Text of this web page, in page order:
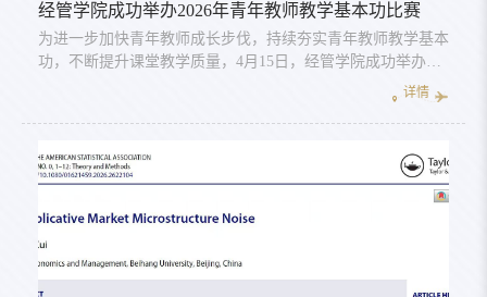
经管学院成功举办2026年青年教师教学基本功比赛
为进一步加快青年教师成长步伐，持续夯实青年教师教学基本
功，不断提升课堂教学质量，4月15日，经管学院成功举办
2026年青年教师教学基本功比赛。学院多名青年教师同台竞
技、交流切磋，现场氛围严谨有序、热烈浓厚，充分彰显了学
晖主持，经管学院吴俊杰院长出席并致辞。吴俊杰院长强调，
课堂教学是人才培养的核心阵地，青年教师是学院教学队伍的
详情